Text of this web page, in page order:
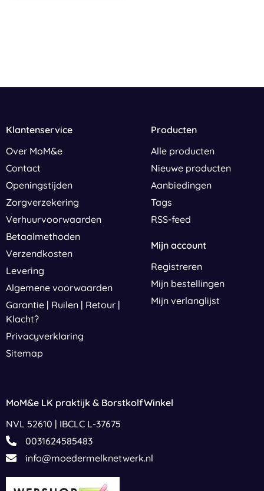
Klantenservice
Over MoM&e
Contact
Openingstijden
Zorgverzekering
Verhuurvoorwaarden
Betaalmethoden
Verzendkosten
Levering
Algemene voorwaarden
Garantie | Ruilen | Retour |
Klacht?
Privacyverklaring
Sitemap
Producten
Alle producten
Nieuwe producten
Aanbiedingen
Tags
RSS-feed
Mijn account
Registreren
Mijn bestellingen
Mijn verlanglijst
MoM&e LK praktijk & BorstkolfWinkel
NVL 52610 | IBCLC L-37675
0031624585483
info@moedermelknetwerk.nl